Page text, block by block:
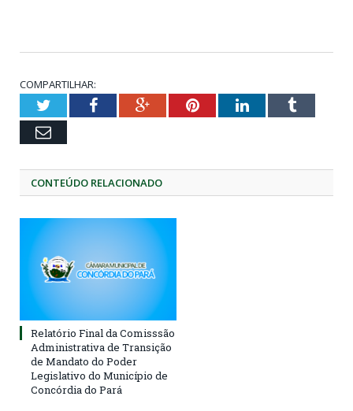
COMPARTILHAR:
TwitterFacebookGoogle+PinterestLinkedInTumblr
Email
CONTEÚDO RELACIONADO
Relatório Final da Comisssão
Administrativa de Transição
de Mandato do Poder
Legislativo do Município de
Concórdia do Pará